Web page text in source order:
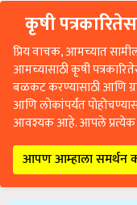
कृषी
प्रिय वाचक, आमच्यात
आमच्यासाठी कृषी
बळकट करण्यासाठी आणि
आणि लोकांपर्यंत
आवश्यक आहे. आपले प्रत्येक
आपण आम्हाला